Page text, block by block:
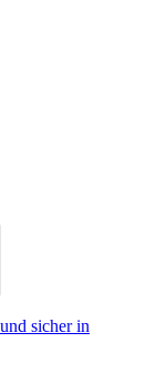
sicher in